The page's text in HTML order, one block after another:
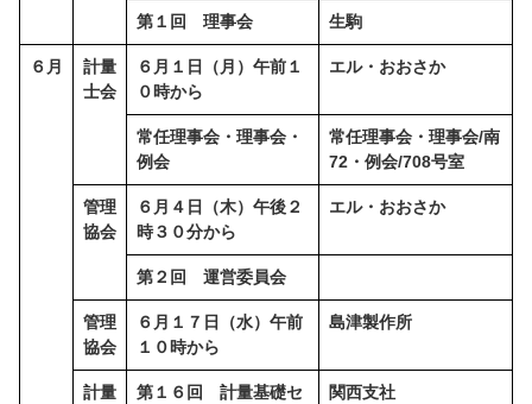
第１回 理事会 生駒
６月
計量
士会
６月１日（月）午前１
０時から
エル・おおさか
常任理事会・理事会・
例会
常任理事会・理事会/南
72・例会/708号室
管理
協会
６月４日（木）午後２
時３０分から
エル・おおさか
第２回 運営委員会
管理
協会
６月１７日（水）午前
１０時から
島津製作所
計量
第１６回 計量基礎セ
関西支社